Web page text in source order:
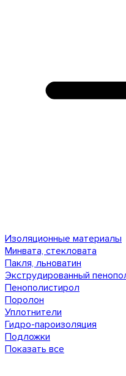
Изоляционные материалы
Минвата, стекловата
Пакля, льноватин
Экструдированный
Пенополистирол
Поролон
Уплотнители
Гидро-пароизоляция
Подложки
Показать все